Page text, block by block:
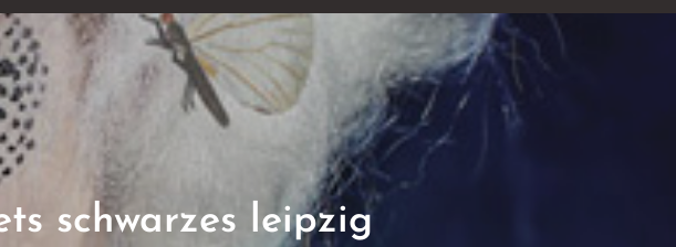
schwarzes leipzig